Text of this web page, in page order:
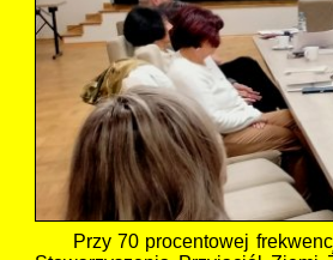
Przy 70 procentowej frekwencji